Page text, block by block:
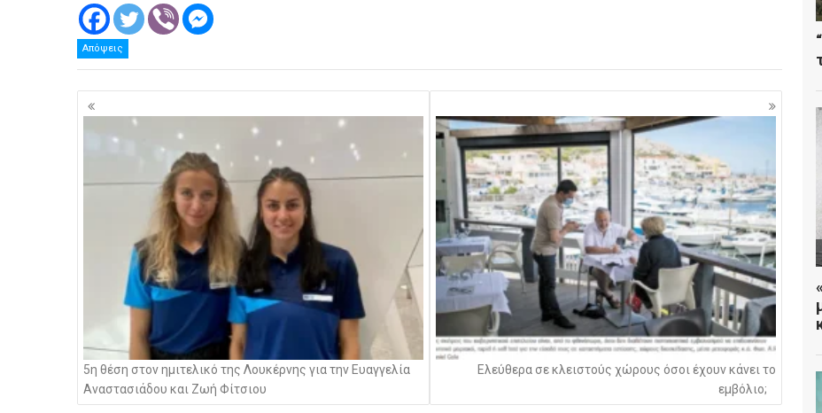
Απόψεις
Πλοήγηση
άρθρων
5η θέση στον ημιτελικό της Λουκέρνης για την Ευαγγελία
Αναστασιάδου και Ζωή Φίτσιου
Ελεύθερα σε κλειστούς χώρους όσοι έχουν κάνει το
εμβόλιο;